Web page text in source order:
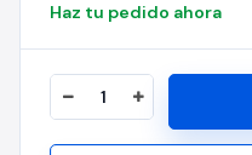
Haz tu pedido ahora